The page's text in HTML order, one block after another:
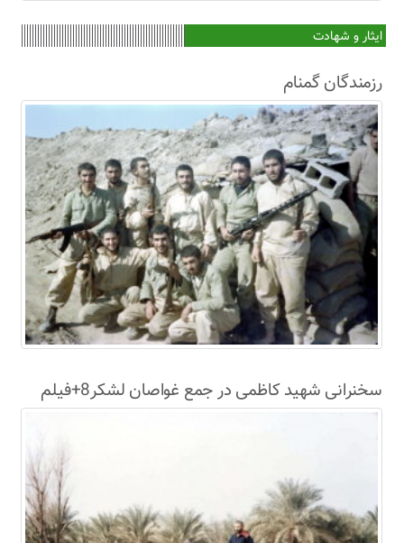
ایثار و شهادت
رزمندگان گمنام
سخنرانی شهید کاظمی در جمع غواصان لشکر8+فیلم